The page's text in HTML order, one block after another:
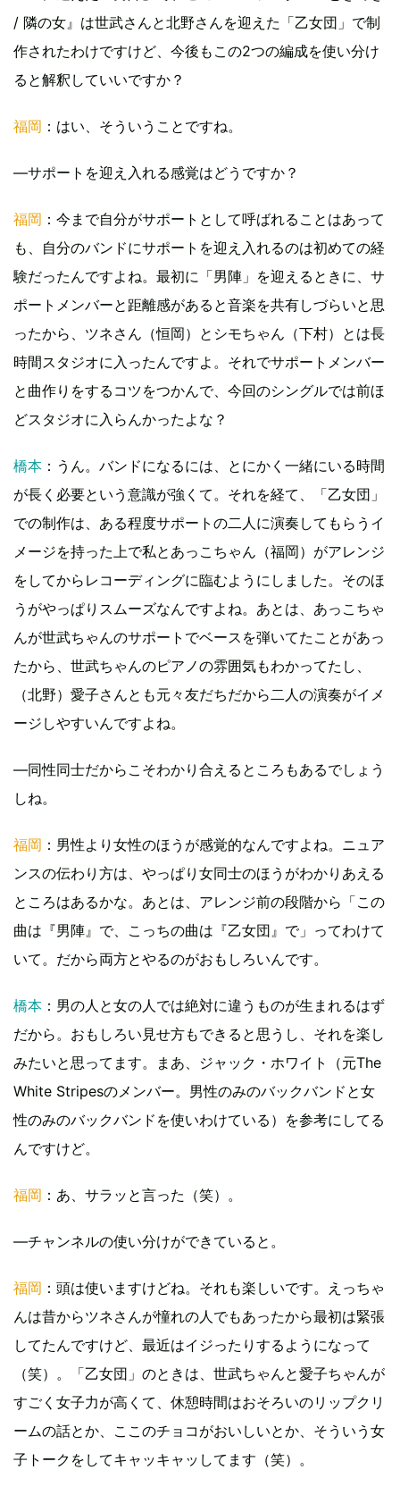
/ 隣の女』は世武さんと北野さんを迎えた「乙女団」で制
作されたわけですけど、今後もこの2つの編成を使い分け
ると解釈していいですか？
福岡 ：はい、そういうことですね。
―サポートを迎え入れる感覚はどうですか？
福岡 ：今まで自分がサポートとして呼ばれることはあって
も、自分のバンドにサポートを迎え入れるのは初めての経
験だったんですよね。最初に「男陣」を迎えるときに、サ
ポートメンバーと距離感があると音楽を共有しづらいと思
ったから、ツネさん（恒岡）とシモちゃん（下村）とは長
時間スタジオに入ったんですよ。それでサポートメンバー
と曲作りをするコツをつかんで、今回のシングルでは前ほ
どスタジオに入らんかったよな？
橋本 ：うん。バンドになるには、とにかく一緒にいる時間
が長く必要という意識が強くて。それを経て、「乙女団」
での制作は、ある程度サポートの二人に演奏してもらうイ
メージを持った上で私とあっこちゃん（福岡）がアレンジ
をしてからレコーディングに臨むようにしました。そのほ
うがやっぱりスムーズなんですよね。あとは、あっこちゃ
んが世武ちゃんのサポートでベースを弾いてたことがあっ
たから、世武ちゃんのピアノの雰囲気もわかってたし、
（北野）愛子さんとも元々友だちだから二人の演奏がイメ
ージしやすいんですよね。
―同性同士だからこそわかり合えるところもあるでしょう
しね。
福岡 ：男性より女性のほうが感覚的なんですよね。ニュア
ンスの伝わり方は、やっぱり女同士のほうがわかりあえる
ところはあるかな。あとは、アレンジ前の段階から「この
曲は『男陣』で、こっちの曲は『乙女団』で」ってわけて
いて。だから両方とやるのがおもしろいんです。
橋本 ：男の人と女の人では絶対に違うものが生まれるはず
だから。おもしろい見せ方もできると思うし、それを楽し
みたいと思ってます。まあ、ジャック・ホワイト（元The
White Stripesのメンバー。男性のみのバックバンドと女
性のみのバックバンドを使いわけている）を参考にしてる
んですけど。
福岡 ：あ、サラッと言った（笑）。
―チャンネルの使い分けができていると。
福岡 ：頭は使いますけどね。それも楽しいです。えっちゃ
んは昔からツネさんが憧れの人でもあったから最初は緊張
してたんですけど、最近はイジったりするようになって
（笑）。「乙女団」のときは、世武ちゃんと愛子ちゃんが
すごく女子力が高くて、休憩時間はおそろいのリップクリ
ームの話とか、ここのチョコがおいしいとか、そういう女
子トークをしてキャッキャッしてます（笑）。